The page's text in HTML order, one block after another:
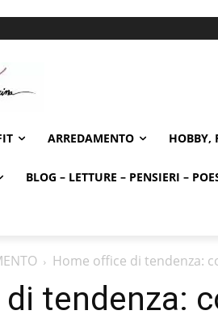
ARREDAMENTO HOBBY,
BLOG – LETTURE – PENSIERI –
Home office di tendenza:
tendenza: